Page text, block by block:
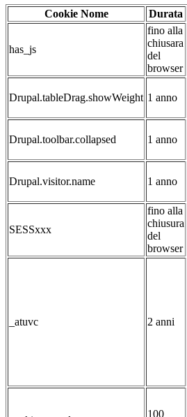
Cookie Nome Durata
has_js
fino alla
chiusara
del
browser
Drupal.tableDrag.showWeight 1 anno
Drupal.toolbar.collapsed 1 anno
Drupal.visitor.name 1 anno
SESSxxx
fino alla
chiusura
del
browser
_atuvc 2 anni
100